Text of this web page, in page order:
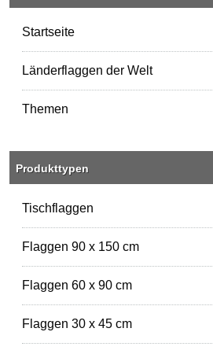
Startseite
Länderflaggen der Welt
Themen
Produkttypen
Tischflaggen
Flaggen 90 x 150 cm
Flaggen 60 x 90 cm
Flaggen 30 x 45 cm